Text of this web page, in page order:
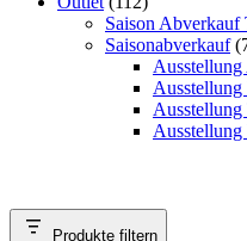
Saison
Saisonabverkauf
Ausstellung
Produkte filtern